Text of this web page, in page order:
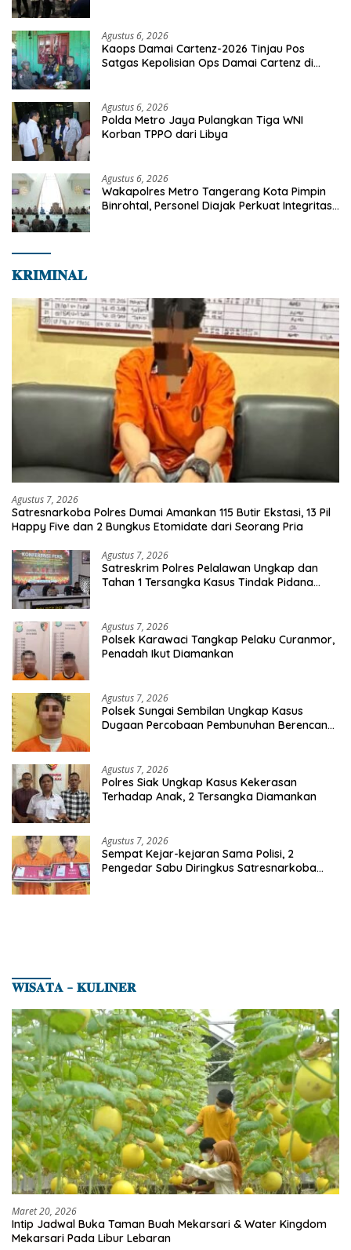
Agustus 6, 2026
Kaops Damai Cartenz-2026 Tinjau Pos
Satgas Kepolisian Ops Damai Cartenz di
Agustus 6, 2026
Polda Metro Jaya Pulangkan Tiga WNI
Korban TPPO dari Libya
Agustus 6, 2026
Wakapolres Metro Tangerang Kota Pimpin
Binrohtal, Personel Diajak Perkuat Integritas
𝐊𝐑𝐈𝐌𝐈𝐍𝐀𝐋
Agustus 7, 2026
Satresnarkoba Polres Dumai Amankan 115 Butir Ekstasi, 13 Pil
Happy Five dan 2 Bungkus Etomidate dari Seorang Pria
Agustus 7, 2026
Satreskrim Polres Pelalawan Ungkap dan
Tahan 1 Tersangka Kasus Tindak Pidana
Agustus 7, 2026
Polsek Karawaci Tangkap Pelaku Curanmor,
Penadah Ikut Diamankan
Agustus 7, 2026
Polsek Sungai Sembilan Ungkap Kasus
Dugaan Percobaan Pembunuhan Berencana,
Agustus 7, 2026
Polres Siak Ungkap Kasus Kekerasan
Terhadap Anak, 2 Tersangka Diamankan
Agustus 7, 2026
Sempat Kejar-kejaran Sama Polisi, 2
Pengedar Sabu Diringkus Satresnarkoba
𝐖𝐈𝐒𝐀𝐓𝐀 – 𝐊𝐔𝐋𝐈𝐍𝐄𝐑
Maret 20, 2026
Intip Jadwal Buka Taman Buah Mekarsari & Water Kingdom
Mekarsari Pada Libur Lebaran